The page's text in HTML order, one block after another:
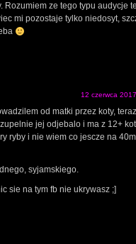
Rozumiem ze tego typu audycje
mi pozostaje tylko niedosyt,
12 czerwca 2017
od matki przez koty,
jej odjebalo i ma z 12+
ryby i nie wiem co jescze na
syjamskiego.
sie na tym fb nie ukrywasz ;]